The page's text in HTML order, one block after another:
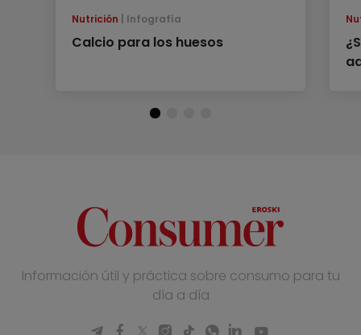
Nutrición Infografía
Calcio para los huesos
Información útil y práctica sobre consumo para tu
día a día